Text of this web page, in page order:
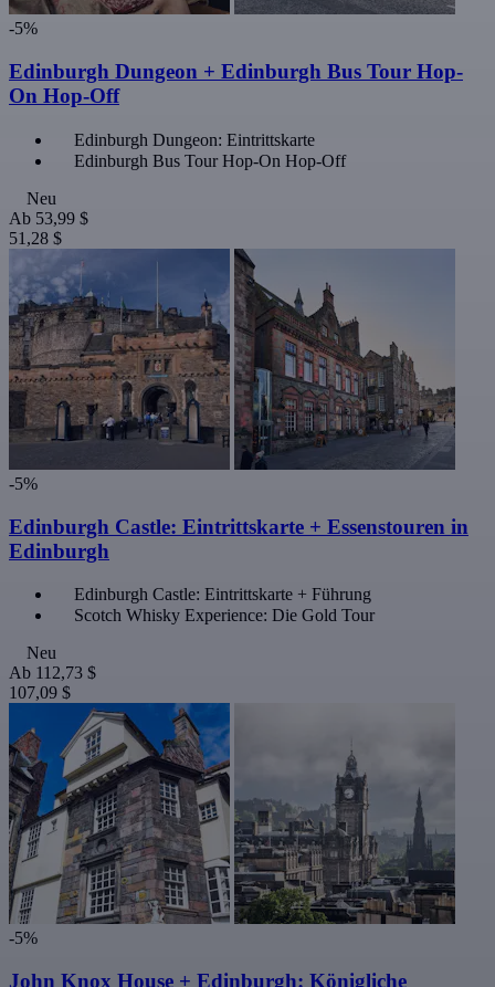
-5%
Edinburgh Dungeon + Edinburgh Bus Tour Hop-
On Hop-Off
Edinburgh Dungeon: Eintrittskarte
Edinburgh Bus Tour Hop-On Hop-Off
Neu
Ab 53,99 $
51,28 $
-5%
Edinburgh Castle: Eintrittskarte + Essenstouren in
Edinburgh
Edinburgh Castle: Eintrittskarte + Führung
Scotch Whisky Experience: Die Gold Tour
Neu
Ab 112,73 $
107,09 $
-5%
John Knox House + Edinburgh: Königliche